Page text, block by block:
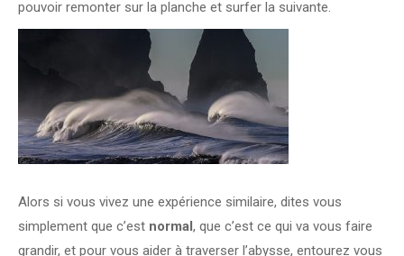
pouvoir remonter sur la planche et surfer la suivante.
Alors si vous vivez une expérience similaire, dites vous
simplement que c’est normal, que c’est ce qui va vous faire
grandir, et pour vous aider à traverser l’abysse, entourez vous